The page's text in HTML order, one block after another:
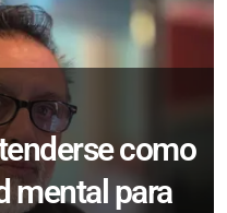
como
mental para